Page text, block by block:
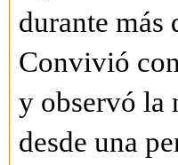
durante más
Convivió
y observó la
desde una